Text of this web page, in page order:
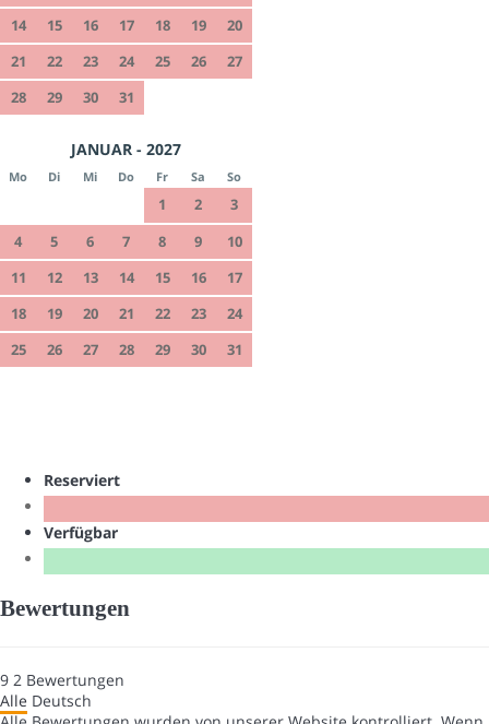
14
15 16 17 18 19
20
21
22 23 24 25 26
27
28
29 30 31
JANUAR - 2027
Mo Di Mi Do Fr Sa So
1 2
3
4
5 6 7 8 9
10
11
12 13 14 15 16
17
18
19 20 21 22 23
24
25
26 27 28 29 30 31
Reserviert
Verfügbar
Bewertungen
9 2 Bewertungen
Alle Deutsch